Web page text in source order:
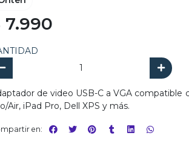
7.990
de video USB-C a VGA
Air, iPad Pro, Dell XPS y más.
en: